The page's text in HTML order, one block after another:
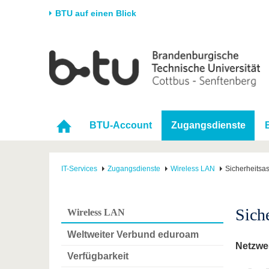
BTU auf einen Blick
Universität
Karriere & Engagement
Forschung
Forschungsprofil
Förderung
Vor
Im
BTU-Account Zugangsdienste
IT-Services Zugangsdienste Wireless LAN
Wireless LAN
Weltweiter Verbund eduroam
Verfügbarkeit